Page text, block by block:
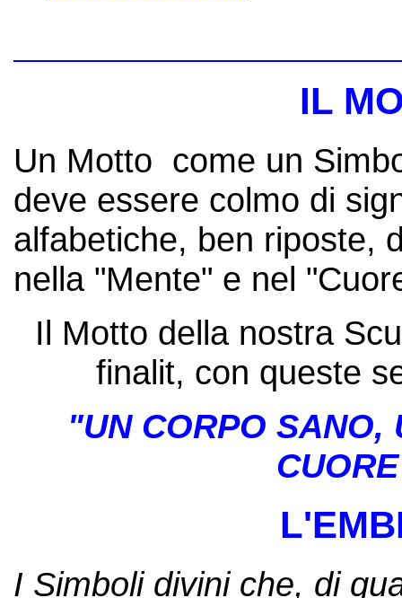
IL
Un Motto come un
deve essere colmo di
alfabetiche, ben riposte,
nella "Mente" e nel
Il Motto della nostra
finalit, con queste
"UN CORPO SANO,
I Simboli divini che, di